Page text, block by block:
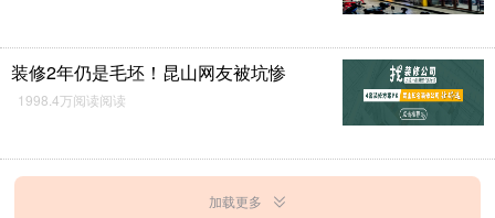
装修2年仍是毛坯！昆山网友被坑惨
1998.4万阅读阅读
加载更多